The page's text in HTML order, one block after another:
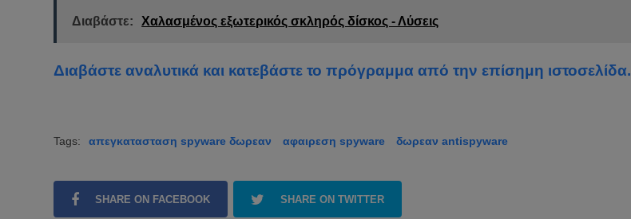
Διαβάστε: Χαλασμένος εξωτερικός σκληρός δίσκος - Λύσεις
Διαβάστε αναλυτικά και κατεβάστε το πρόγραμμα από την επίσημη ιστοσελίδα.
Tags: απεγκατασταση spyware δωρεαν αφαιρεση spyware δωρεαν antispyware
SHARE ON FACEBOOK SHARE ON TWITTER